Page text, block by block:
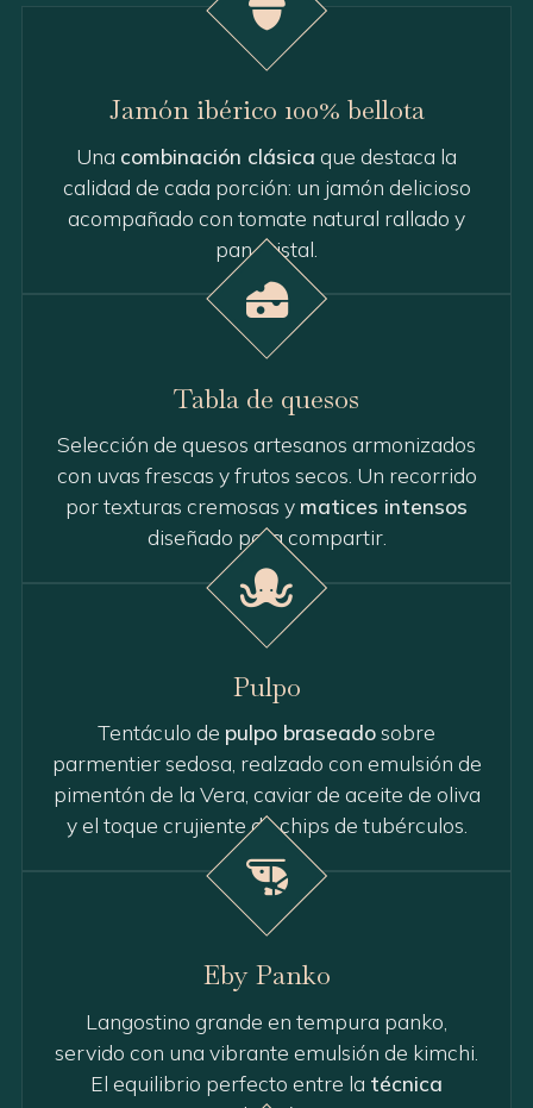
Jamón ibérico 100% bellota
Una combinación clásica que destaca la
calidad de cada porción: un jamón delicioso
acompañado con tomate natural rallado y
pan cristal.
Tabla de quesos
Selección de quesos artesanos armonizados
con uvas frescas y frutos secos. Un recorrido
por texturas cremosas y matices intensos
diseñado para compartir.
Pulpo
Tentáculo de pulpo braseadosobre
parmentier sedosa, realzado con emulsión de
pimentón de la Vera, caviar de aceite de oliva
y el toque crujiente de chips de tubérculos.
Eby Panko
Langostino grande en tempura panko,
servido con una vibrante emulsión de kimchi.
El equilibrio perfecto entre la técnica